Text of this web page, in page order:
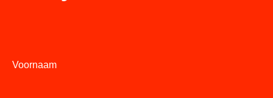
Voornaam